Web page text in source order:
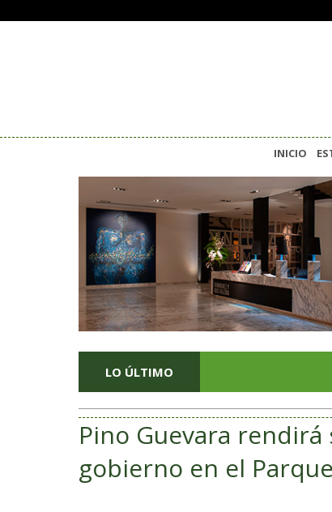
INICIO
LO ÚLTIMO
Pino Guevara
gobierno en el